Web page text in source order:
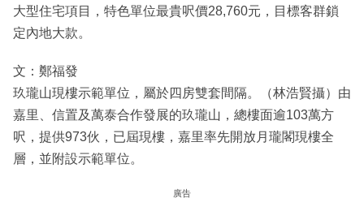
大型住宅項目，特色單位最貴呎價28,760元，目標客群鎖
定內地大款。
文：鄭福發
玖瓏山現樓示範單位，屬於四房雙套間隔。（林浩賢攝）由
嘉里、信置及萬泰合作發展的玖瓏山，總樓面逾103萬方
呎，提供973伙，已屆現樓，嘉里率先開放月瓏閣現樓全
層，並附設示範單位。
廣告